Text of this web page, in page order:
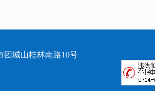
城山桂林南路10号